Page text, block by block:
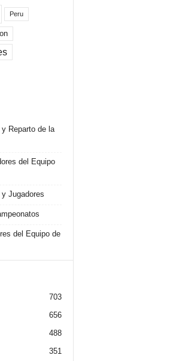
Peru
Reparto de la
del Equipo
Jugadores
del Equipo de
703
656
488
351